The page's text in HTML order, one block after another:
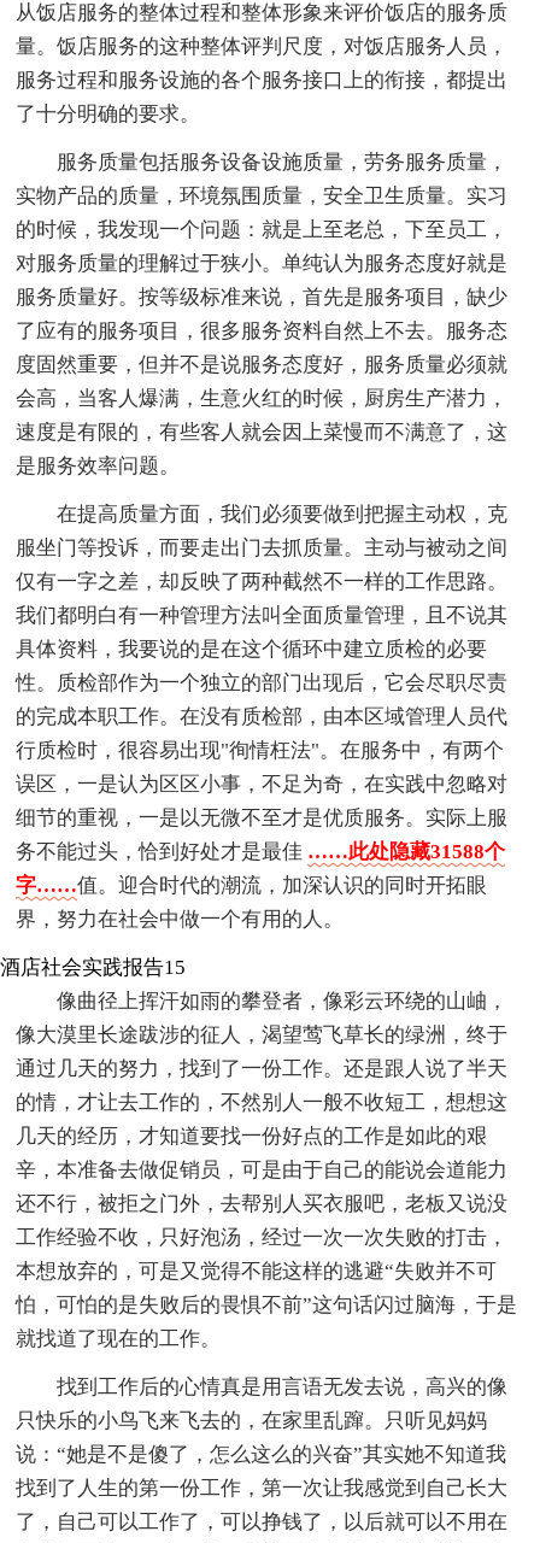
从饭店服务的整体过程和整体形象来评价饭店的服务质
量。饭店服务的这种整体评判尺度，对饭店服务人员，
服务过程和服务设施的各个服务接口上的衔接，都提出
了十分明确的要求。
服务质量包括服务设备设施质量，劳务服务质量，
实物产品的质量，环境氛围质量，安全卫生质量。实习
的时候，我发现一个问题：就是上至老总，下至员工，
对服务质量的理解过于狭小。单纯认为服务态度好就是
服务质量好。按等级标准来说，首先是服务项目，缺少
了应有的服务项目，很多服务资料自然上不去。服务态
度固然重要，但并不是说服务态度好，服务质量必须就
会高，当客人爆满，生意火红的时候，厨房生产潜力，
速度是有限的，有些客人就会因上菜慢而不满意了，这
是服务效率问题。
在提高质量方面，我们必须要做到把握主动权，克
服坐门等投诉，而要走出门去抓质量。主动与被动之间
仅有一字之差，却反映了两种截然不一样的工作思路。
我们都明白有一种管理方法叫全面质量管理，且不说其
具体资料，我要说的是在这个循环中建立质检的必要
性。质检部作为一个独立的部门出现后，它会尽职尽责
的完成本职工作。在没有质检部，由本区域管理人员代
行质检时，很容易出现"徇情枉法"。在服务中，有两个
误区，一是认为区区小事，不足为奇，在实践中忽略对
细节的重视，一是以无微不至才是优质服务。实际上服
务不能过头，恰到好处才是最佳 ……此处隐藏31588个
字……值。迎合时代的潮流，加深认识的同时开拓眼
界，努力在社会中做一个有用的人。
酒店社会实践报告15
像曲径上挥汗如雨的攀登者，像彩云环绕的山岫，
像大漠里长途跋涉的征人，渴望莺飞草长的绿洲，终于
通过几天的努力，找到了一份工作。还是跟人说了半天
的情，才让去工作的，不然别人一般不收短工，想想这
几天的经历，才知道要找一份好点的工作是如此的艰
辛，本准备去做促销员，可是由于自己的能说会道能力
还不行，被拒之门外，去帮别人买衣服吧，老板又说没
工作经验不收，只好泡汤，经过一次一次失败的打击，
本想放弃的，可是又觉得不能这样的逃避“失败并不可
怕，可怕的是失败后的畏惧不前”这句话闪过脑海，于是
就找道了现在的工作。
找到工作后的心情真是用言语无发去说，高兴的像
只快乐的小鸟飞来飞去的，在家里乱蹿。只听见妈妈
说：“她是不是傻了，怎么这么的兴奋”其实她不知道我
找到了人生的第一份工作，第一次让我感觉到自己长大
了，自己可以工作了，可以挣钱了，以后就可以不用在